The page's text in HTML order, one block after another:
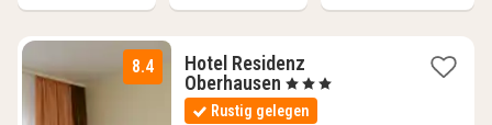
8.4
Hotel Residenz
Oberhausen 1
nacht
, 3 Sterren
Rustig gelegen